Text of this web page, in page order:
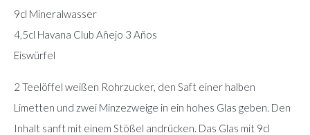
9cl Mineralwasser
4,5cl Havana Club Añejo 3 Años
Eiswürfel
2 Teelöffel weißen Rohrzucker, den Saft einer halben
Limetten und zwei Minzezweige in ein hohes Glas geben. Den
Inhalt sanft mit einem Stößel andrücken. Das Glas mit 9cl